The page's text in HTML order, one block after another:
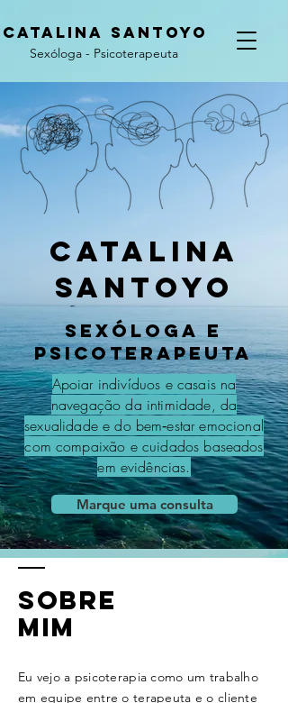
CATALINA SANTOYO
Sexóloga - Psicoterapeuta
CATALINA
SANTOYO
sEXóLOGa E
PSicOTeRAPEUTa
Apoiar indivíduos e casais na
navegação da intimidade, da
sexualidade e do bem‑estar emocional
com compaixão e cuidados baseados
em evidências.
Marque uma consulta
Sobre
mim
Eu vejo a psicoterapia como um trabalho
em equipe entre o terapeuta e o cliente